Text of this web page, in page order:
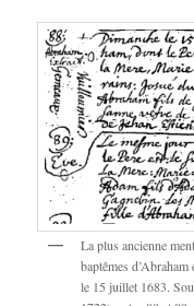
La plus ancienne
baptêmes
le 15 juillet 1683.